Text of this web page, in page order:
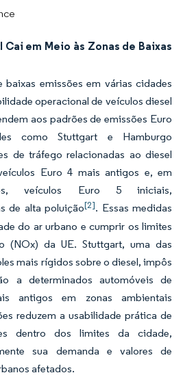
em Meio às Zonas de Baixas
emissões em várias cidades
operacional de veículos diesel
aos padrões de emissões Euro
como Stuttgart e Hamburgo
de tráfego relacionadas ao diesel
Euro 4 mais antigos e, em
veículos Euro 5 iniciais,
de alta poluição[2]. Essas medidas
do ar urbano e cumprir os limites
(NOx) da UE. Stuttgart, uma das
mais rígidos sobre o diesel, impôs
a determinados automóveis de
antigos em zonas ambientais
reduzem a usabilidade prática de
dentro dos limites da cidade,
sua demanda e valores de
afetados.